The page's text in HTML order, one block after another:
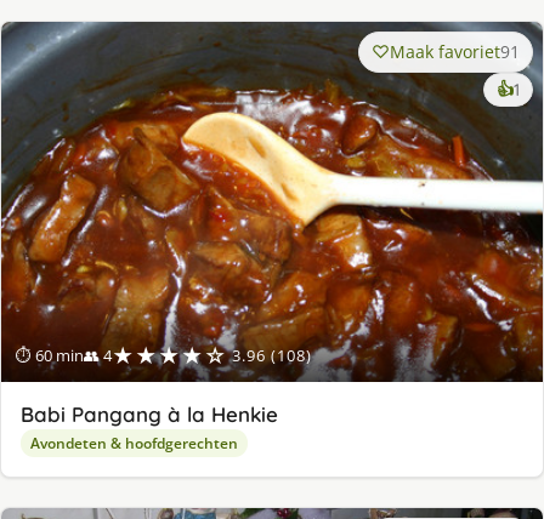
⏱ 60 min👥 4★★★★☆ 3.96 (108)
Maak favoriet91
👍1
Babi Pangang à la Henkie
Avondeten & hoofdgerechten